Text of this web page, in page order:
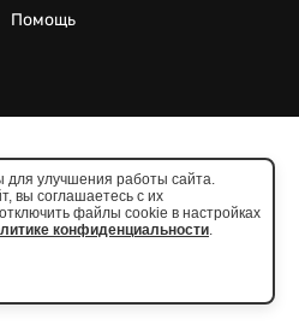
Помощь
права защищены.
организацией в России
улучшения работы сайта.
вы соглашаетесь с их
файлы cookie в настройках
конфиденциальности.